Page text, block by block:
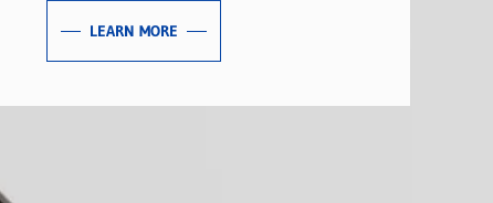
LEARN MORE